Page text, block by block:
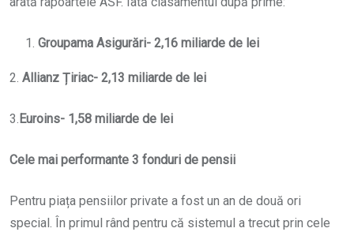
Groupama Asigurări- 2,16 miliarde de lei
2. Allianz Țiriac- 2,13 miliarde de lei
3. Euroins- 1,58 miliarde de lei
Cele mai performante 3 fonduri de pensii
Pentru piața pensiilor private a fost un an de două ori
special. În primul rând pentru că sistemul a trecut prin cele